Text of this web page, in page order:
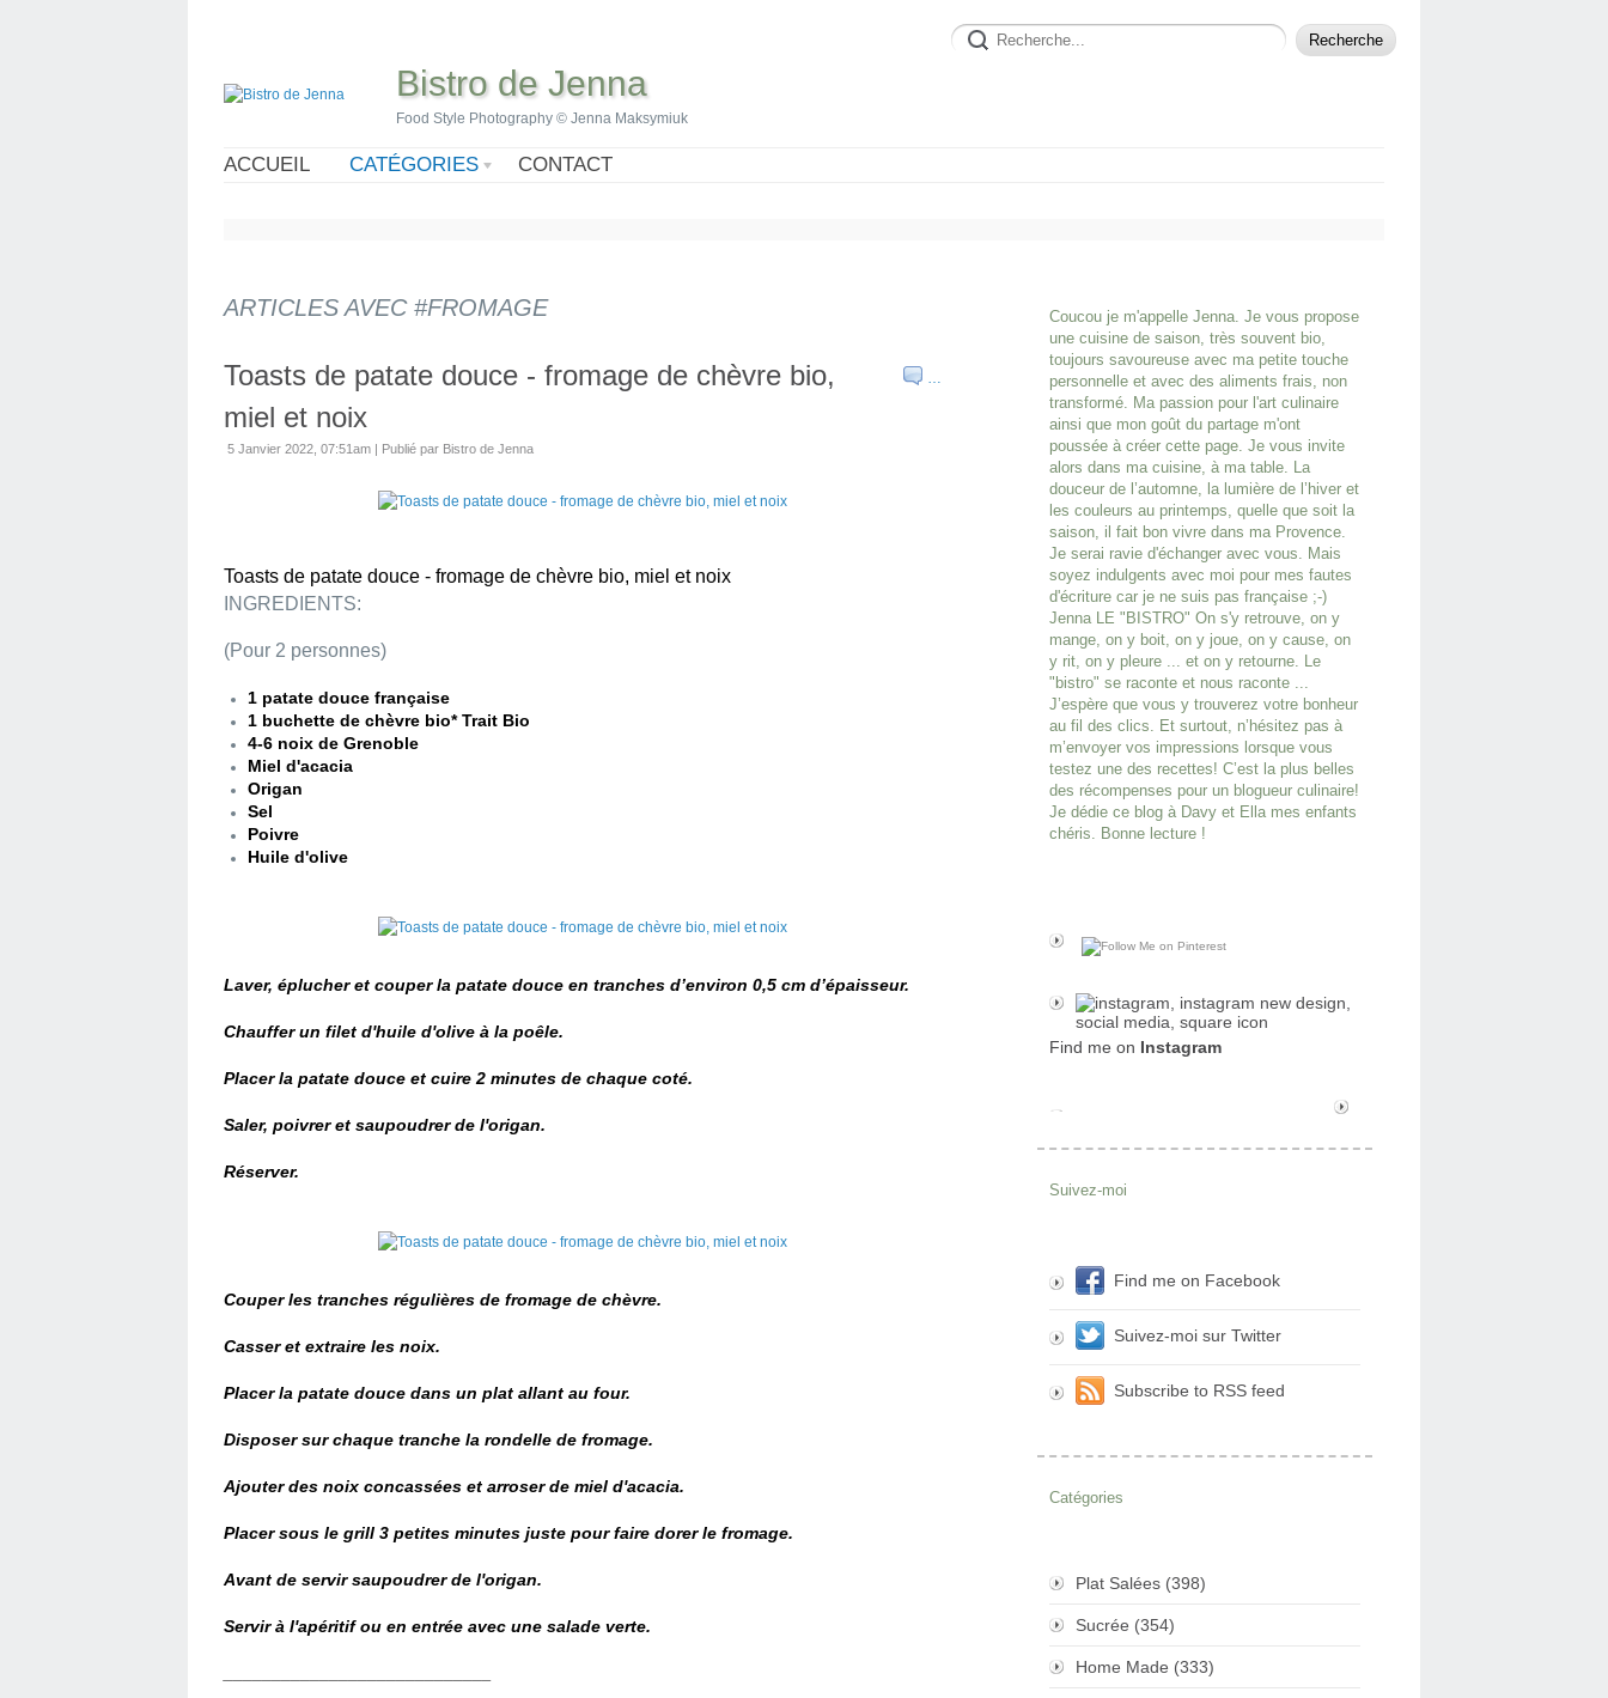
Bistro de Jenna
Food Style Photography © Jenna Maksymiuk
ACCUEIL CATÉGORIES CONTACT
ARTICLES AVEC #FROMAGE
…
Toasts de patate douce - fromage de chèvre bio,
miel et noix
5 Janvier 2022, 07:51am | Publié par Bistro de Jenna
Toasts de patate douce - fromage de chèvre bio, miel et noix
INGREDIENTS:
(Pour 2 personnes)
1 patate douce française
1 buchette de chèvre bio* Trait Bio
4-6 noix de Grenoble
Miel d'acacia
Origan
Sel
Poivre
Huile d'olive
Laver, éplucher et couper la patate douce en tranches d’environ 0,5 cm d’épaisseur.
Chauffer un filet d'huile d'olive à la poêle.
Placer la patate douce et cuire 2 minutes de chaque coté.
Saler, poivrer et saupoudrer de l'origan.
Réserver.
Couper les tranches régulières de fromage de chèvre.
Casser et extraire les noix.
Placer la patate douce dans un plat allant au four.
Disposer sur chaque tranche la rondelle de fromage.
Ajouter des noix concassées et arroser de miel d'acacia.
Placer sous le grill 3 petites minutes juste pour faire dorer le fromage.
Avant de servirsaupoudrerde l'origan.
Servir à l'apéritif ou en entrée avec une salade verte.
Coucou je m'appelle Jenna. Je vous propose
une cuisine de saison, très souvent bio,
toujours savoureuse avec ma petite touche
personnelle et avec des aliments frais, non
transformé. Ma passion pour l'art culinaire
ainsi que mon goût du partage m'ont
poussée à créer cette page. Je vous invite
alors dans ma cuisine, à ma table. La
douceur de l’automne, la lumière de l’hiver et
les couleurs au printemps, quelle que soit la
saison, il fait bon vivre dans ma Provence.
Je serai ravie d'échanger avec vous. Mais
soyez indulgents avec moi pour mes fautes
d'écriture car je ne suis pas française ;-)
Jenna LE "BISTRO" On s'y retrouve, on y
mange, on y boit, on y joue, on y cause, on
y rit, on y pleure ... et on y retourne. Le
"bistro" se raconte et nous raconte ...
J’espère que vous y trouverez votre bonheur
au fil des clics. Et surtout, n’hésitez pas à
m’envoyer vos impressions lorsque vous
testez une des recettes! C’est la plus belles
des récompenses pour un blogueur culinaire!
Je dédie ce blog à Davy et Ella mes enfants
chéris. Bonne lecture !
Find me on Instagram
Suivez-moi
Find me on Facebook
Suivez-moi sur Twitter
Subscribe to RSS feed
Catégories
Plat Salées (398)
Sucrée (354)
Home Made (333)